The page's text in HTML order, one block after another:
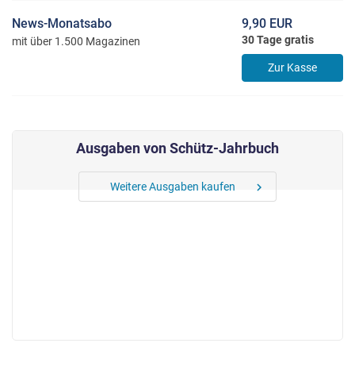
News-Monatsabo
mit über 1.500 Magazinen
9,90 EUR
30 Tage gratis
Zur Kasse
Ausgaben von Schütz-Jahrbuch
Weitere Ausgaben kaufen chevron_right